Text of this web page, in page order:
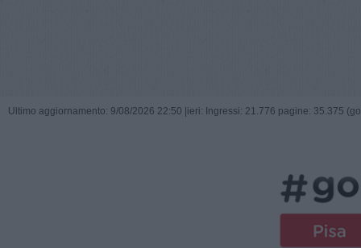
Ultimo aggiornamento: 9/08/2026 22:50 | ieri: Ingressi: 21.776 pagine: 35.375